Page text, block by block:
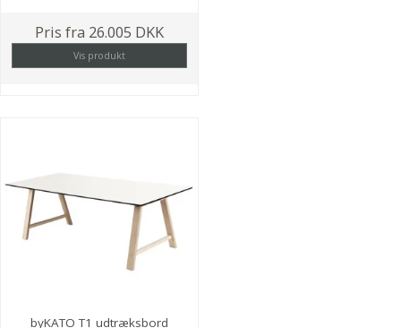
Pris fra 26.005 DKK
Vis produkt
byKATO T1 udtræksbord